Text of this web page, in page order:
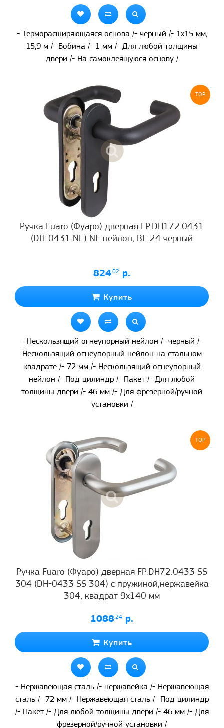
- Терморасширяющаяся основа /- черный /- 1х15 мм,
15,9 м /- Бобина /- 1 мм /- Для любой толщины
двери /- На самоклеящуюся основу /
TOP
Ручка Fuaro (Фуаро) дверная FP.DH172.0431
(DH-0431 NE) NE нейлон, BL-24 черный
824.02 р.
Купить
- Нескользящий огнеупорный нейлон /- черный /-
Нескользящий огнеупорный нейлон на стальном
квадрате /- 72 мм /- Нескользящий огнеупорный
нейлон /- Под цилиндр /- Пакет /- Для любой
толщины двери /- 46 мм /- Для фрезерной/ручной
установки /
TOP
Ручка Fuaro (Фуаро) дверная FP.DH72.0433 SS
304 (DH-0433 SS 304) с пружиной,нержавейка
304, квадрат 9x140 мм
1088.24 р.
Купить
- Нержавеющая сталь /- нержавейка /- Нержавеющая
сталь /- 72 мм /- Нержавеющая сталь /- Под цилиндр
/- Пакет /- Для любой толщины двери /- 46 мм /- Для
фрезерной/ручной установки /